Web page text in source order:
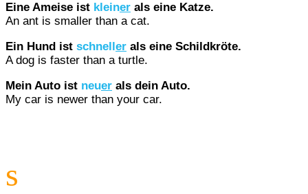
Eine Ameise ist kleiner als eine Katze.
An ant is smaller than a cat.
Ein Hund ist schnell er als eine Schildkröte.
A dog is faster than a turtle.
Mein Auto ist neuer als dein Auto.
My car is newer than your car.
s